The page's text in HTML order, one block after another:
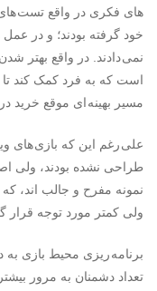
های فکری در واقع تست های
خود گرفته بودند؛ و در
نمی دادند. در واقع بهتر
است که به فرد کمک کند تا
مسیر بهینه ای موقع خرید
علی رغم این که بازی های
طراحی نشده بودند، ولی
نمونه مفرح و جالب اند،
ولی کمتر مورد توجه قرار
برنامه ریزی محیط بازی
تعداد دشمنان به مرور